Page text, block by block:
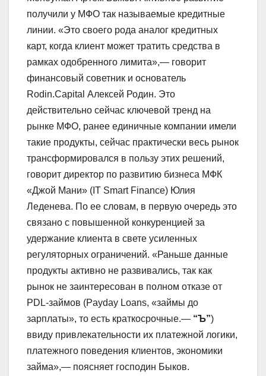
получили у МФО так называемые кредитные
линии. «Это своего рода аналог кредитных
карт, когда клиент может тратить средства в
рамках одобренного лимита»,— говорит
финансовый советник и основатель
Rodin.Capital Алексей Родин. Это
действительно сейчас ключевой тренд на
рынке МФО, ранее единичные компании имели
такие продукты, сейчас практически весь рынок
трансформировался в пользу этих решений,
говорит директор по развитию бизнеса МФК
«Джой Мани» (IT Smart Finance) Юлия
Леденева. По ее словам, в первую очередь это
связано с повышенной конкуренцией за
удержание клиента в свете усиленных
регуляторных ограничений. «Раньше данные
продукты активно не развивались, так как
рынок не заинтересован в полном отказе от
PDL-займов (Payday Loans, «займы до
зарплаты», то есть краткосрочные.— “Ъ”)
ввиду привлекательности их платежной логики,
платежного поведения клиентов, экономики
займа»,— поясняет господин Быков.